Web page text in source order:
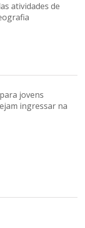
atividades de
jovens
ingressar na